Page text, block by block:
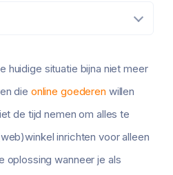
huidige situatie bijna niet meer
die online goederen willen
de tijd nemen om alles te
inrichten voor alleen
oplossing wanneer je als